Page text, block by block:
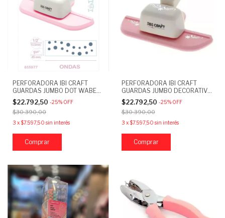
PERFORADORA IBI CRAFT
GUARDAS JUMBO DOT WABES
4.5 CM
$22.792,50 -25% OFF
$30.390,00
3 x$7.597,50 sin interés
PERFORADORA IBI CRAFT
GUARDAS JUMBO DECORATIVE
FLO 4.5 CM
$22.792,50 -25% OFF
$30.390,00
3 x$7.597,50 sin interés